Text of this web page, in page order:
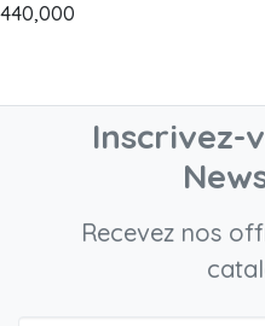
440,000
Inscrivez-
Recevez nos